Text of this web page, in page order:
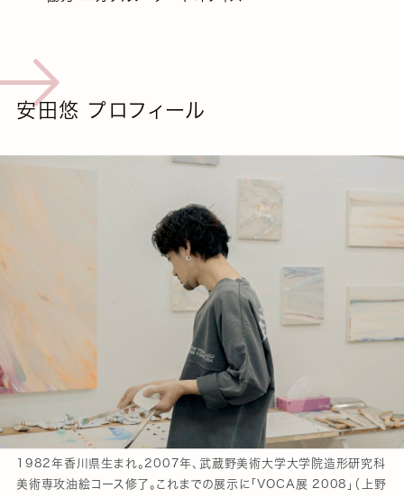
安田悠 プロフィール
1982年香川県生まれ。2007年、武蔵野美術大学大学院造形研究科
美術専攻油絵コース修了。これまでの展示に「VOCA展 2008」（上野